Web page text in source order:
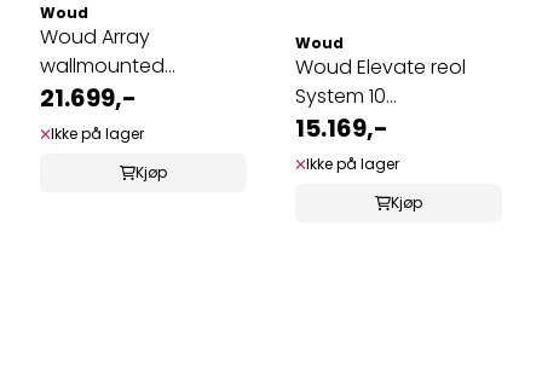
Woud
Woud Array
wallmounted
sideboard B150cm
21.699,-
Ikke på lager
Kjøp
Woud
Woud Elevate reol
System 10
Hvitpigmentert eik
15.169,-
Ikke på lager
Kjøp